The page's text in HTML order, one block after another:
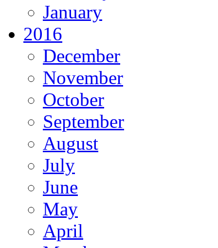
January
2016
December
November
October
September
August
July
June
May
April